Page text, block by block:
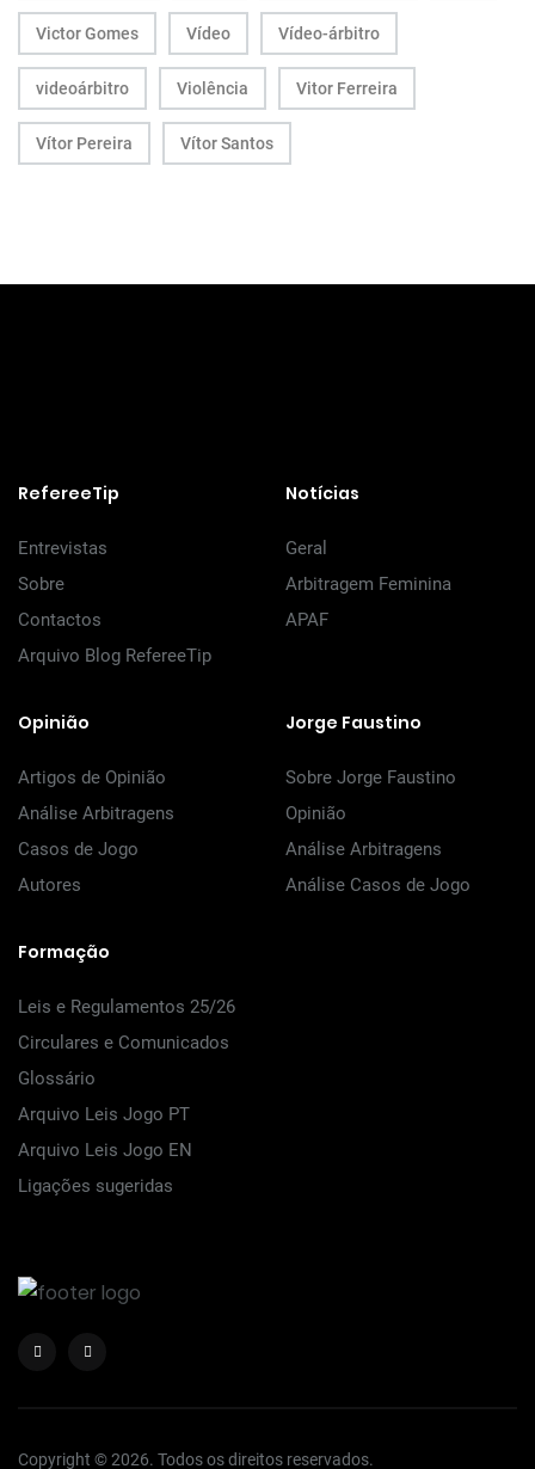
Victor Gomes Vídeo Vídeo-árbitro
videoárbitro Violência Vitor Ferreira
Vítor Pereira Vítor Santos
RefereeTip
Entrevistas
Sobre
Contactos
Arquivo Blog RefereeTip
Notícias
Geral
Arbitragem Feminina
APAF
Opinião
Artigos de Opinião
Análise Arbitragens
Casos de Jogo
Autores
Jorge Faustino
Sobre Jorge Faustino
Opinião
Análise Arbitragens
Análise Casos de Jogo
Formação
Leis e Regulamentos 25/26
Circulares e Comunicados
Glossário
Arquivo Leis Jogo PT
Arquivo Leis Jogo EN
Ligações sugeridas
Copyright © 2026. Todos os direitos reservados.